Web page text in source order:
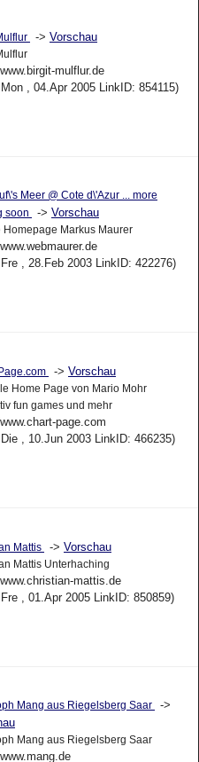
-> Vorschau
mulflur.de
, 04.Apr 2005 LinkID: 854115)
Meer @ Cote d\'Azur ... more
soon
-> Vorschau
Homepage Markus Maurer
, 28.Feb 2003 LinkID: 422276)
-> Vorschau
Home Page von Mario Mohr
fun games und mehr
page.com
, 10.Jun 2003 LinkID: 466235)
Mattis -> Vorschau
Mattis Unterhaching
mattis.de
, 01.Apr 2005 LinkID: 850859)
Mang aus Riegelsberg Saar
->
Mang aus Riegelsberg Saar